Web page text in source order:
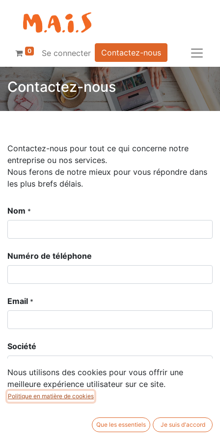
0 Se connecter Contactez-nous
Contactez-nous
Contactez-nous pour tout ce qui concerne notre
entreprise ou nos services.
Nous ferons de notre mieux pour vous répondre dans
les plus brefs délais.
Nom *
Numéro de téléphone
Email *
Société
Sujet *
Nous utilisons des cookies pour vous offrir une
meilleure expérience utilisateur sur ce site.
Politique en matière de cookies
Que les essentiels Je suis d'accord